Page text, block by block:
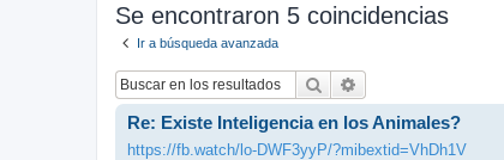
Se encontraron 5 coincidencias
Ir a búsqueda avanzada
Buscar
Re: Existe Inteligencia en los Animales?
https://fb.watch/lo-DWF3yyP/?mibextid=VhDh1V